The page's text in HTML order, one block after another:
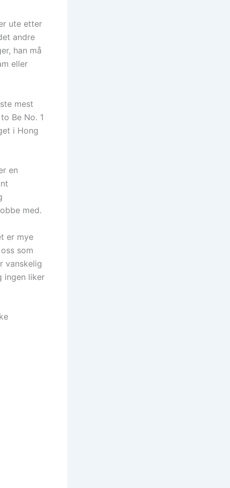
ute etter
andre
han må
eller
mest
Be No. 1
i Hong
en
med.
er mye
som
vanskelig
ingen liker